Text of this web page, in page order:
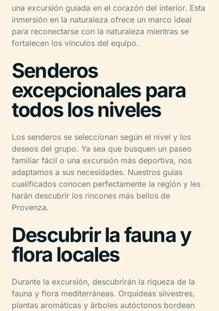
una excursión guiada en el corazón del interior. Esta
inmersión en la naturaleza ofrece un marco ideal
para reconectarse con la naturaleza mientras se
fortalecen los vínculos del equipo.
Senderos
excepcionales para
todos los niveles
Los senderos se seleccionan según el nivel y los
deseos del grupo. Ya sea que busquen un paseo
familiar fácil o una excursión más deportiva, nos
adaptamos a sus necesidades. Nuestros guías
cualificados conocen perfectamente la región y les
harán descubrir los rincones más bellos de
Provenza.
Descubrir la fauna y
flora locales
Durante la excursión, descubrirán la riqueza de la
fauna y flora mediterráneas. Orquídeas silvestres,
plantas aromáticas y árboles autóctonos bordean